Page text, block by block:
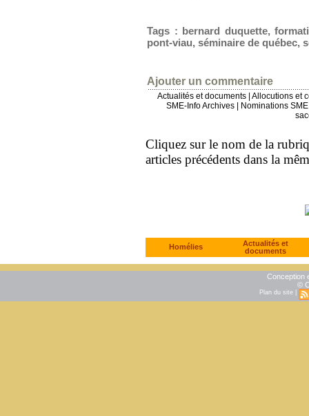
Tags : bernard duquette,
pont-viau,séminaire de québec,
Ajouter un commentaire
Actualités et documents
Allocutions et
SME-Info Archives
Nominations
Cliquez sur le nom de la
articles précédents dans la
Homélies
Actualités et
documents
Conception
©
Plan du site